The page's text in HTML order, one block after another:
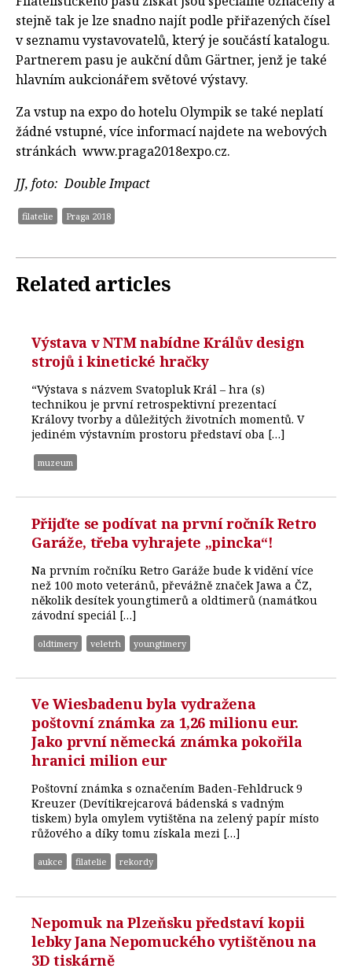
stejně tak je lze snadno najít podle přiřazených čísel
v seznamu vystavovatelů, který je součástí katalogu.
Partnerem pasu je aukční dům Gärtner, jenž je také
hlavním aukcionářem světové výstavy.
Za vstup na expo do hotelu Olympik se také neplatí
žádné vstupné, více informací najdete na webových
stránkách www.praga2018expo.cz.
JJ, foto: Double Impact
filatelie Praga 2018
Related articles
Výstava v NTM nabídne Králův design
strojů i kinetické hračky
“Výstava s názvem Svatopluk Král – hra (s)
technikou je první retrospektivní prezentací
Královy tvorby a důležitých životních momentů. V
jediném výstavním prostoru představí oba […]
muzeum
Přijďte se podívat na první ročník Retro
Garáže, třeba vyhrajete „pincka“!
Na prvním ročníku Retro Garáže bude k vidění více
než 100 moto veteránů, převážně značek Jawa a ČZ,
několik desítek youngtimerů a oldtimerů (namátkou
závodní speciál […]
oldtimery veletrh youngtimery
Ve Wiesbadenu byla vydražena
poštovní známka za 1,26 milionu eur.
Jako první německá známka pokořila
hranici milion eur
Poštovní známka s označením Baden-Fehldruck 9
Kreuzer (Devítikrejcarová bádenská s vadným
tiskem) byla omylem vytištěna na zelený papír místo
růžového a díky tomu získala mezi […]
aukce filatelie rekordy
Nepomuk na Plzeňsku představí kopii
lebky Jana Nepomuckého vytištěnou na
3D tiskárně